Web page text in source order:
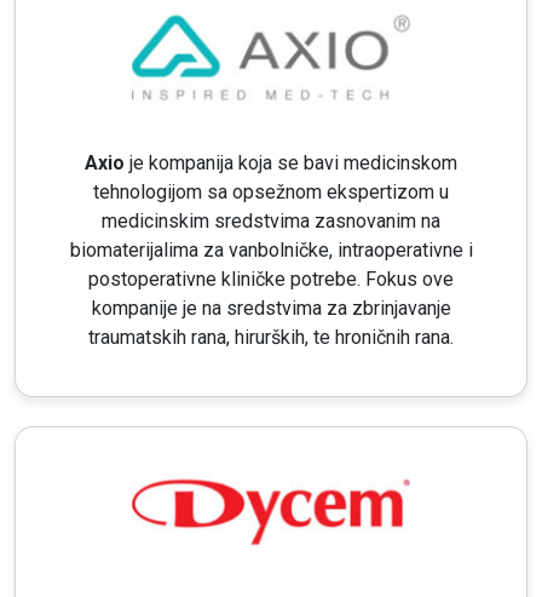
Axio je kompanija koja se bavi medicinskom
tehnologijom sa opsežnom ekspertizom u
medicinskim sredstvima zasnovanim na
biomaterijalima za vanbolničke, intraoperativne i
postoperativne kliničke potrebe. Fokus ove
kompanije je na sredstvima za zbrinjavanje
traumatskih rana, hirurških, te hroničnih rana.